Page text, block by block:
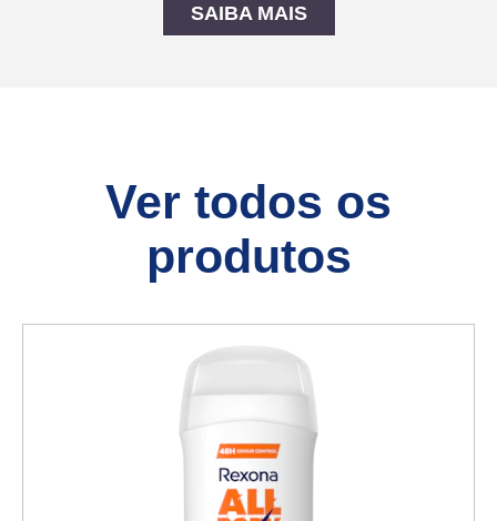
SAIBA MAISO que é a transpiração?
Ver todos os
produtos